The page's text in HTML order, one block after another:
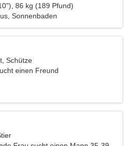
86 kg (189 Pfund)
Sonnenbaden
Schütze
einen Freund